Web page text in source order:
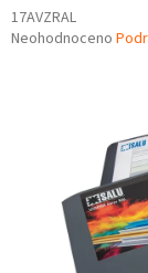
17AVZRAL
Průměrné
Neohodnoceno